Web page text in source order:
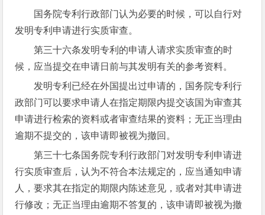
国务院专利行政部门认为必要的时候，可以自行对
发明专利申请进行实质审查。
第三十六条发明专利的申请人请求实质审查的时
候，应当提交在申请日前与其发明有关的参考资料。
发明专利已经在外国提出过申请的，国务院专利行
政部门可以要求申请人在指定期限内提交该国为审查其
申请进行检索的资料或者审查结果的资料；无正当理由
逾期不提交的，该申请即被视为撤回。
第三十七条国务院专利行政部门对发明专利申请进
行实质审查后，认为不符合本法规定的，应当通知申请
人，要求其在指定的期限内陈述意见，或者对其申请进
行修改；无正当理由逾期不答复的，该申请即被视为撤